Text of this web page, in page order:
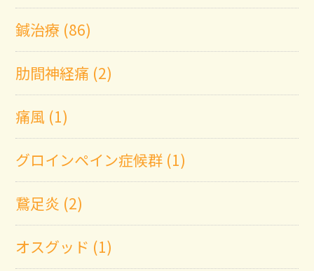
鍼治療 (86)
肋間神経痛 (2)
痛風 (1)
グロインペイン症候群 (1)
鵞足炎 (2)
オスグッド (1)